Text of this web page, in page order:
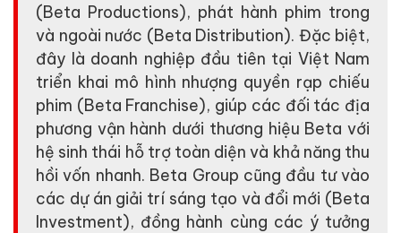
(Beta Productions), phát hành phim trong
và ngoài nước (Beta Distribution). Đặc biệt,
đây là doanh nghiệp đầu tiên tại Việt Nam
triển khai mô hình nhượng quyền rạp chiếu
phim (Beta Franchise), giúp các đối tác địa
phương vận hành dưới thương hiệu Beta với
hệ sinh thái hỗ trợ toàn diện và khả năng thu
hồi vốn nhanh. Beta Group cũng đầu tư vào
các dự án giải trí sáng tạo và đổi mới (Beta
Investment), đồng hành cùng các ý tưởng